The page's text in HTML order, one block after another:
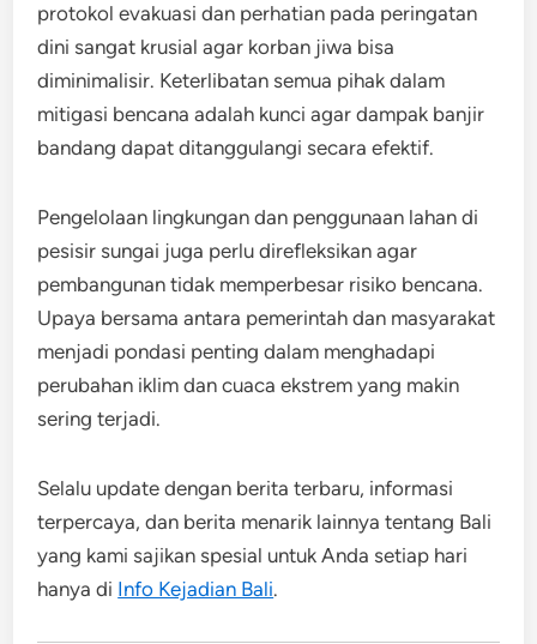
protokol evakuasi dan perhatian pada peringatan
dini sangat krusial agar korban jiwa bisa
diminimalisir. Keterlibatan semua pihak dalam
mitigasi bencana adalah kunci agar dampak banjir
bandang dapat ditanggulangi secara efektif.
Pengelolaan lingkungan dan penggunaan lahan di
pesisir sungai juga perlu direfleksikan agar
pembangunan tidak memperbesar risiko bencana.
Upaya bersama antara pemerintah dan masyarakat
menjadi pondasi penting dalam menghadapi
perubahan iklim dan cuaca ekstrem yang makin
sering terjadi.
Selalu update dengan berita terbaru, informasi
terpercaya, dan berita menarik lainnya tentang Bali
yang kami sajikan spesial untuk Anda setiap hari
hanya di Info Kejadian Bali.